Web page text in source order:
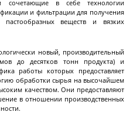
разгрузкой и прямым
разгрузкой и откидным
выгрузкой и ножевым
выгрузкой и ножевым
выгрузкой, ножевым
консольного типа
с ножевым
с ножевым
вос пульсирующей
в себе технологии
и фильтрации для получения
веществ и вязких
новый, производительный
до десятков тонн продукта) и
работы которых предоставляет
обработки сырья на высочайшем
качеством. Они предоставляют
в отношении производственных